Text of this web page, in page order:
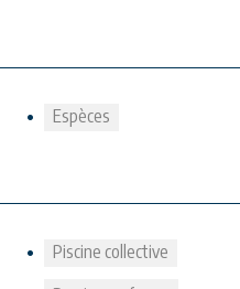
Espèces
Piscine collective